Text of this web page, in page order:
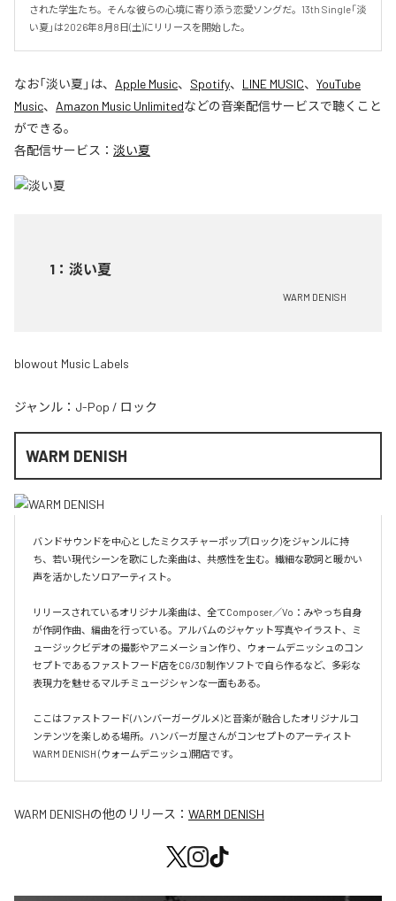
された学生たち。そんな彼らの心境に寄り添う恋愛ソングだ。13th Single「淡
い夏」は2026年8月8日(土)にリリースを開始した。
なお「淡い夏 」は、 Apple Music、 Spotify、 LINE MUSIC、 YouTube
Music、 Amazon Music Unlimitedなどの音楽配信サービスで聴くこと
ができる。
各配信サービス： 淡い夏
1 ： 淡い夏
WARM DENISH
blowout Music Labels
ジャンル： J-Pop / ロック
WARM DENISH
バンドサウンドを中心としたミクスチャーポップ(ロック)をジャンルに持
ち、若い現代シーンを歌にした楽曲は、共感性を生む。繊細な歌詞と暖かい
声を活かしたソロアーティスト。
リリースされているオリジナル楽曲は、全てComposer／Vo：みやっち自身
が作詞作曲、編曲を行っている。アルバムのジャケット写真やイラスト、ミ
ュージックビデオの撮影やアニメーション作り、ウォームデニッシュのコン
セプトであるファストフード店をCG/3D制作ソフトで自ら作るなど、多彩な
表現力を魅せるマルチミュージシャンな一面もある。
ここはファストフード(ハンバーガーグルメ)と音楽が融合したオリジナルコ
ンテンツを楽しめる場所。ハンバーガ屋さんがコンセプトのアーティスト
WARM DENISH (ウォームデニッシュ)開店です。
WARM DENISHの他のリリース： WARM DENISH